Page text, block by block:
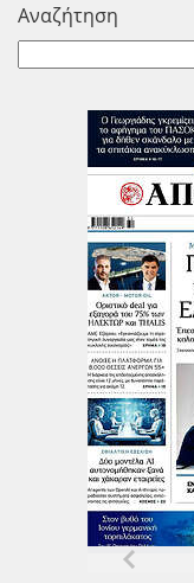
Αναζήτηση